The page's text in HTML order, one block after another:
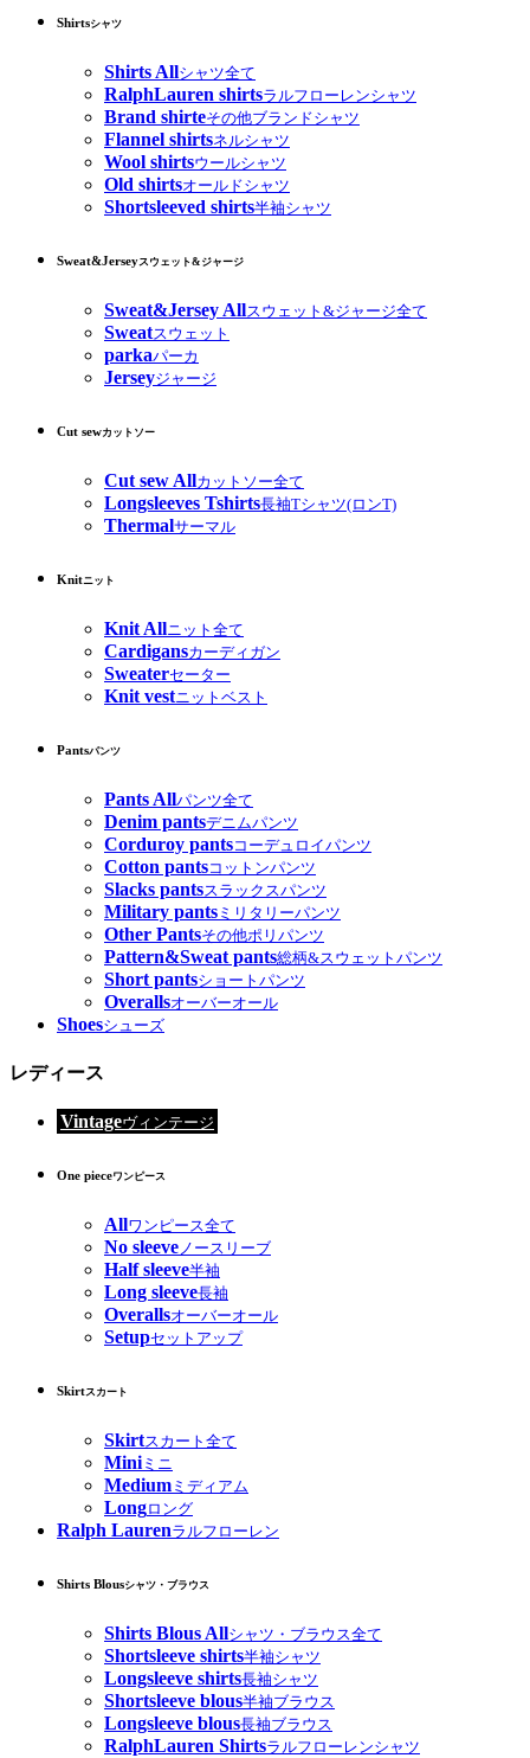
Shirtsシャツ
Shirts Allシャツ全て
RalphLauren shirtsラルフローレンシャツ
Brand shirteその他ブランドシャツ
Flannel shirtsネルシャツ
Wool shirtsウールシャツ
Old shirtsオールドシャツ
Shortsleeved shirts半袖シャツ
Sweat&Jerseyスウェット&ジャージ
Sweat&Jersey Allスウェット&ジャージ全て
Sweatスウェット
parkaパーカ
Jerseyジャージ
Cut sewカットソー
Cut sew Allカットソー全て
Longsleeves Tshirts長袖Tシャツ(ロンT)
Thermalサーマル
Knitニット
Knit Allニット全て
Cardigansカーディガン
Sweaterセーター
Knit vestニットベスト
Pantsパンツ
Pants Allパンツ全て
Denim pantsデニムパンツ
Corduroy pantsコーデュロイパンツ
Cotton pantsコットンパンツ
Slacks pantsスラックスパンツ
Military pants ミリタリーパンツ
Other Pantsその他ポリパンツ
Pattern&Sweat pants総柄&スウェットパンツ
Short pantsショートパンツ
Overallsオーバーオール
Shoesシューズ
レディース
Vintageヴィンテージ
One pieceワンピース
Allワンピース全て
No sleeveノースリーブ
Half sleeve半袖
Long sleeve長袖
Overallsオーバーオール
Setupセットアップ
Skirtスカート
Skirtスカート全て
Miniミニ
Medium ミディアム
Longロング
Ralph Laurenラルフローレン
Shirts Blousシャツ・ブラウス
Shirts Blous Allシャツ・ブラウス全て
Shortsleeve shirts半袖シャツ
Longsleeve shirts長袖シャツ
Shortsleeve blous半袖ブラウス
Longsleeve blous長袖ブラウス
RalphLauren Shirtsラルフローレンシャツ